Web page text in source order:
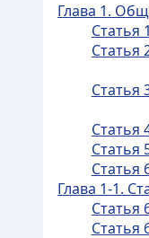
Глава 1.
Статья
Статья
Статья
Статья
Статья
Статья
Глава 1-1.
Статья
Статья